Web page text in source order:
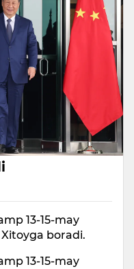
13-15-may
boradi.
13-15-may